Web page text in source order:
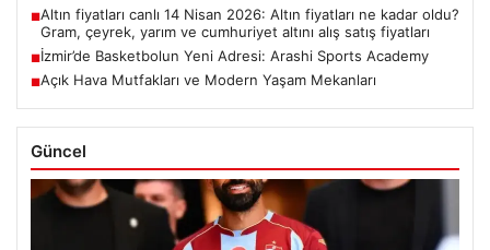
■Altın fiyatları canlı 14 Nisan 2026: Altın fiyatları ne kadar oldu?
Gram, çeyrek, yarım ve cumhuriyet altını alış satış fiyatları
■İzmir’de Basketbolun Yeni Adresi: Arashi Sports Academy
■Açık Hava Mutfakları ve Modern Yaşam Mekanları
Güncel